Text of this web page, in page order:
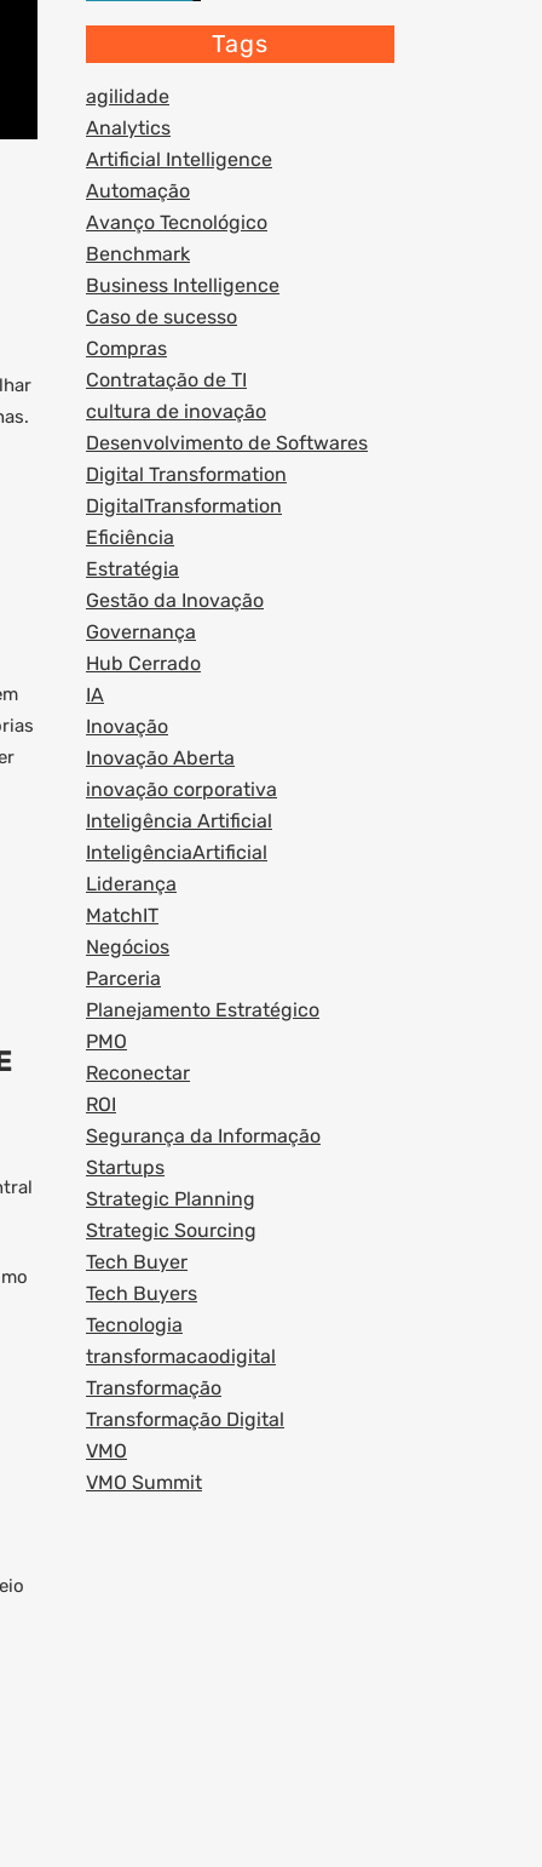
Tags
agilidade
Analytics
Artificial Intelligence
Automação
Avanço Tecnológico
Benchmark
Business Intelligence
Caso de sucesso
Compras
Contratação de TI
cultura de inovação
Desenvolvimento de Softwares
Digital Transformation
DigitalTransformation
Eficiência
Estratégia
Gestão da Inovação
Governança
Hub Cerrado
IA
Inovação
Inovação Aberta
inovação corporativa
Inteligência Artificial
InteligênciaArtificial
Liderança
MatchIT
Negócios
Parceria
Planejamento Estratégico
PMO
Reconectar
ROI
Segurança da Informação
Startups
Strategic Planning
Strategic Sourcing
Tech Buyer
Tech Buyers
Tecnologia
transformacaodigital
Transformação
Transformação Digital
VMO
VMO Summit